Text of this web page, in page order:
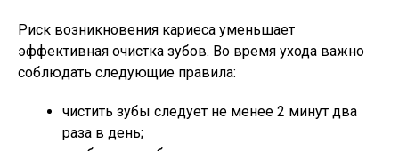
Риск возникновения кариеса уменьшает
эффективная очистка зубов. Во время ухода важно
соблюдать следующие правила:
чистить зубы следует не менее 2 минут два
раза в день;